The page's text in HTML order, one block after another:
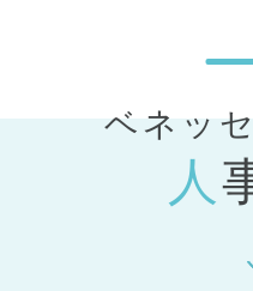
ベネ
人